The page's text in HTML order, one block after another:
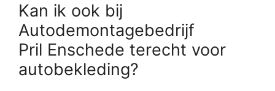
Kan ik ook bij
Autodemontagebedrijf
Pril Enschede terecht voor
autobekleding?